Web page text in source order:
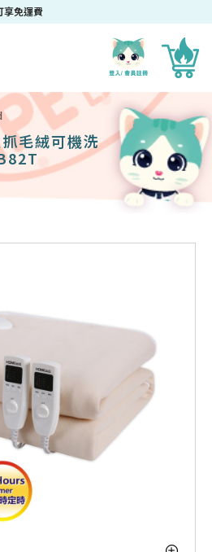
得迎新$50購物優惠碼！
毛絨可機洗